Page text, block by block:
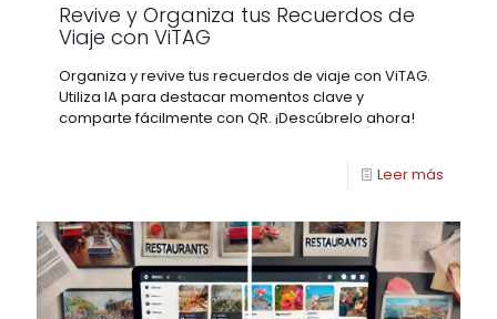
Revive y Organiza tus Recuerdos de
Viaje con ViTAG
Organiza y revive tus recuerdos de viaje con ViTAG.
Utiliza IA para destacar momentos clave y
comparte fácilmente con QR. ¡Descúbrelo ahora!
Leer más